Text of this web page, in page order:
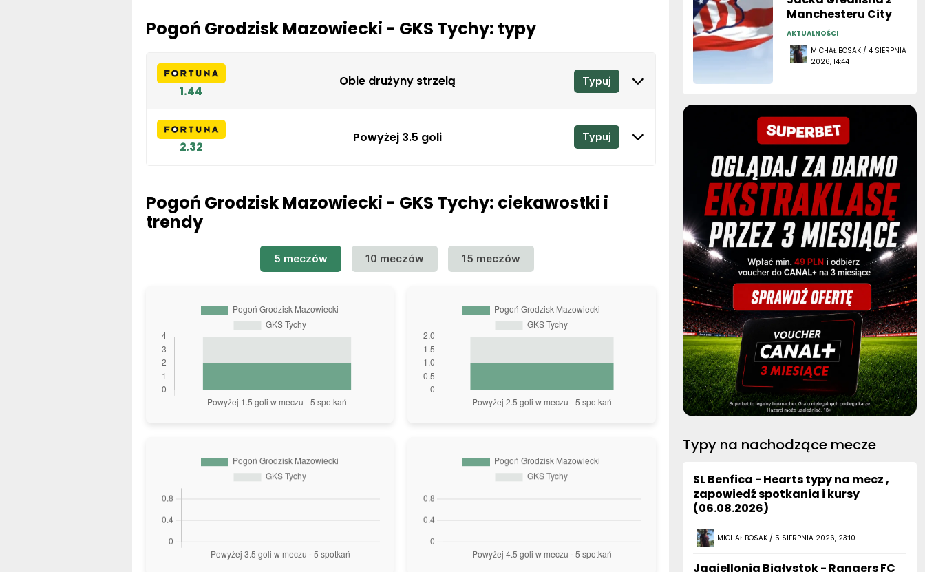
Pogoń Grodzisk Mazowiecki - GKS Tychy: typy
1.44
Obie drużyny strzelą Typuj
2.32
Powyżej 3.5 goli Typuj
Pogoń Grodzisk Mazowiecki - GKS Tychy: ciekawostki i
trendy
5 meczów 10 meczów 15 meczów
Manchesteru City
AKTUALNOŚCI
MICHAŁ BOSAK / 4 SIERPNIA
2026, 14:44
Typy na nachodzące mecze
SL Benfica - Hearts typy na mecz ,
zapowiedź spotkania i kursy
(06.08.2026)
MICHAŁ BOSAK / 5 SIERPNIA 2026, 23:10
Jagiellonia Białystok - Rangers FC